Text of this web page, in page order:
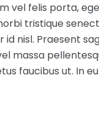
vel felis porta,
tristique
id nisl. Praesent
massa
faucibus ut. In